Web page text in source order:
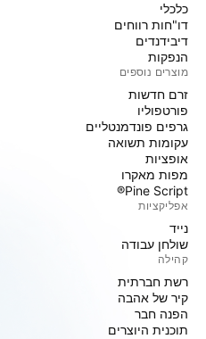
כלכלי
דו"חות רווחים
דיבידנדים
הנפקות
מוצרים נוספים
זרם חדשות
פורטפוליו
גרפים פונדמנטליים
עקומות תשואה
אופציות
מפות מאקרו
Pine Script®
אפליקציות
נייד
שולחן עבודה
קהילה
רשת חברתית
קיר של אהבה
הפנה חבר
תוכנית היוצרים